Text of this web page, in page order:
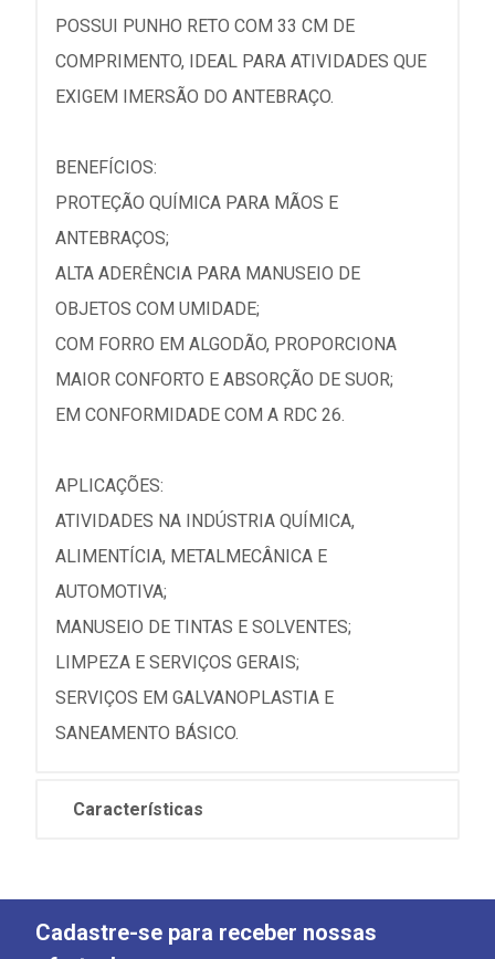
POSSUI PUNHO RETO COM 33 CM DE
COMPRIMENTO, IDEAL PARA ATIVIDADES QUE
EXIGEM IMERSÃO DO ANTEBRAÇO.
BENEFÍCIOS:
PROTEÇÃO QUÍMICA PARA MÃOS E
ANTEBRAÇOS;
ALTA ADERÊNCIA PARA MANUSEIO DE
OBJETOS COM UMIDADE;
COM FORRO EM ALGODÃO, PROPORCIONA
MAIOR CONFORTO E ABSORÇÃO DE SUOR;
EM CONFORMIDADE COM A RDC 26.
APLICAÇÕES:
ATIVIDADES NA INDÚSTRIA QUÍMICA,
ALIMENTÍCIA, METALMECÂNICA E
AUTOMOTIVA;
MANUSEIO DE TINTAS E SOLVENTES;
LIMPEZA E SERVIÇOS GERAIS;
SERVIÇOS EM GALVANOPLASTIA E
SANEAMENTO BÁSICO.
Características
Cadastre-se para receber nossas